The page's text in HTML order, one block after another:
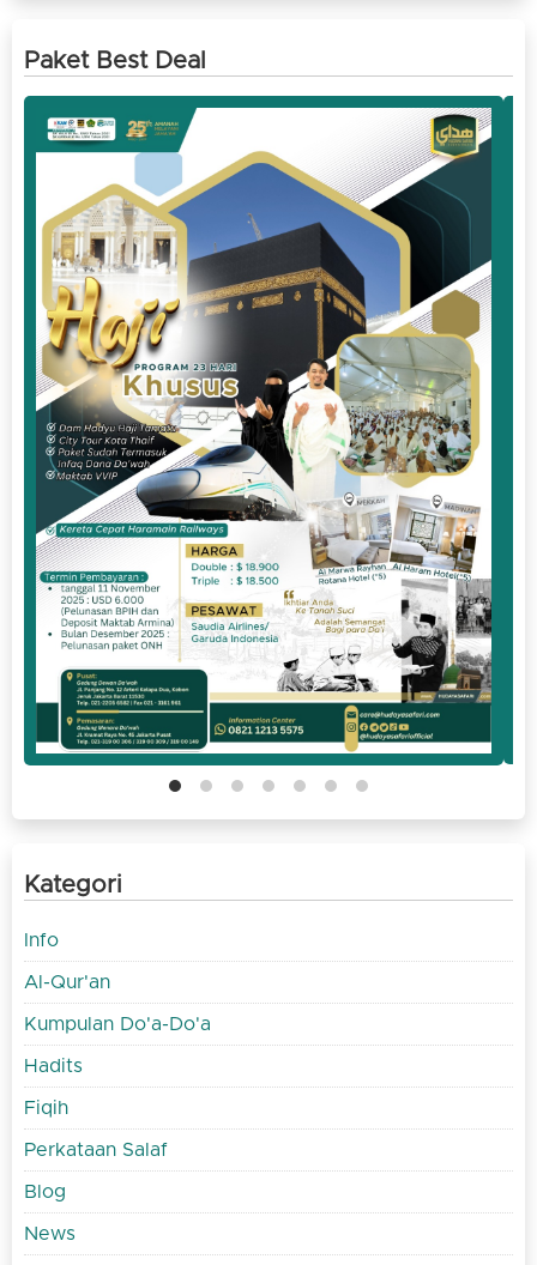
Paket Best Deal
Kategori
Info
Al-Qur'an
Kumpulan Do'a-Do'a
Hadits
Fiqih
Perkataan Salaf
Blog
News